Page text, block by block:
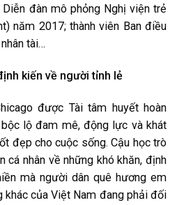
đàn mô phỏng Nghị viện trẻ
năm 2017; thành viên Ban điều
tài…
kiến về người tỉnh lẻ
được Tài tâm huyết hoàn
lộ đam mê, động lực và khát
đẹp cho cuộc sống. Cậu học trò
cá nhân về những khó khăn, định
mà người dân quê hương em
khác của Việt Nam đang phải đối